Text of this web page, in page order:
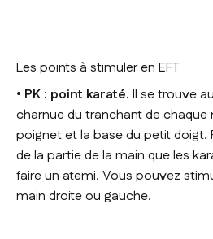
Les points à stimuler en EFT
• PK : point karaté. Il se trouve
charnue du tranchant de chaque
poignet et la base du petit doigt.
de la partie de la main que les
faire un atemi. Vous pouvez
main droite ou gauche.